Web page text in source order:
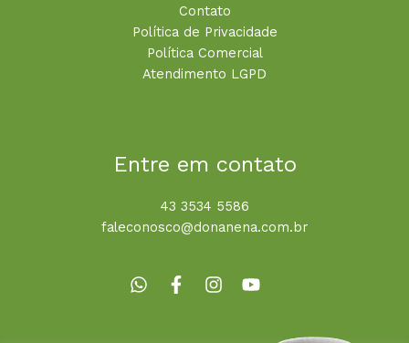
Contato
Política de Privacidade
Política Comercial
Atendimento LGPD
Entre em contato
43 3534 5586
faleconosco@donanena.com.br